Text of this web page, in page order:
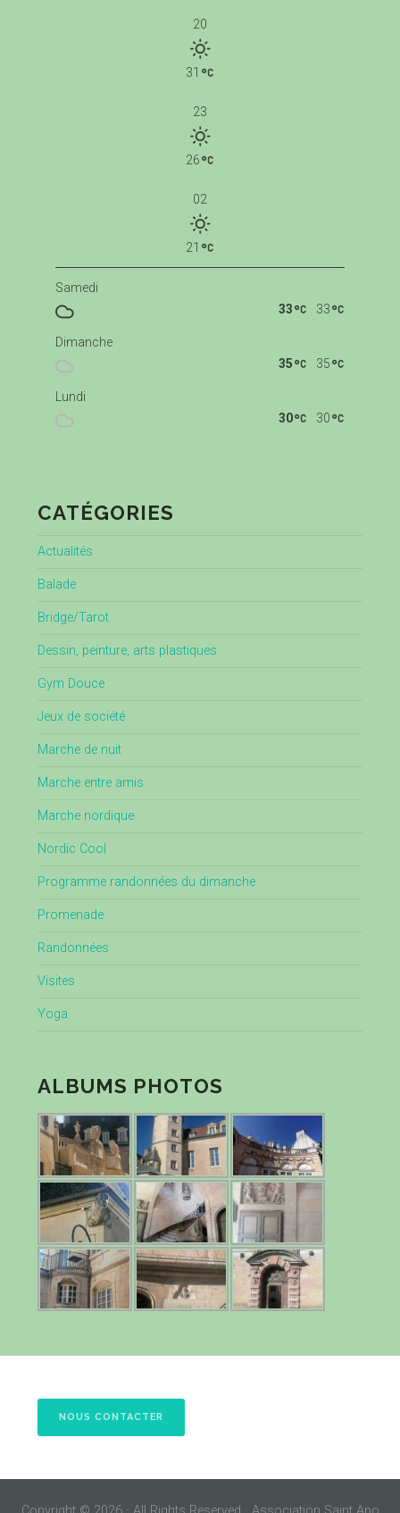
20
31
23
26
02
21
Samedi
33
33
Dimanche
35
35
Lundi
30
30
CATÉGORIES
Actualités
Balade
Bridge/Tarot
Dessin, peinture, arts plastiques
Gym Douce
Jeux de société
Marche de nuit
Marche entre amis
Marche nordique
Nordic Cool
Programme randonnées du dimanche
Promenade
Randonnées
Visites
Yoga
ALBUMS PHOTOS
NOUS CONTACTER